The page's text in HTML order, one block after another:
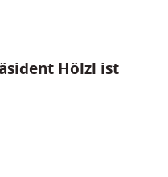
Hölzl ist